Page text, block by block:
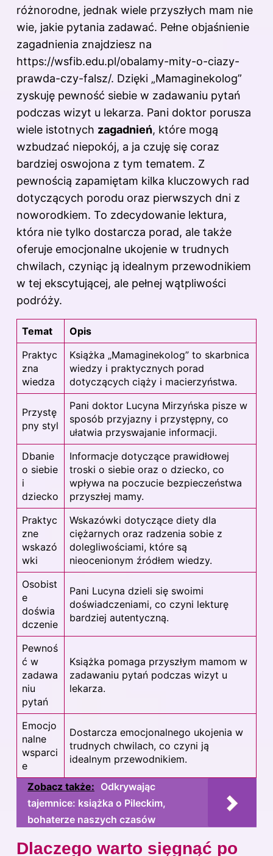
różnorodne, jednak wiele przyszłych mam nie
wie, jakie pytania zadawać. Pełne objaśnienie
zagadnienia znajdziesz na
https://wsfib.edu.pl/obalamy-mity-o-ciazy-
prawda-czy-falsz/. Dzięki „Mamaginekolog”
zyskuję pewność siebie w zadawaniu pytań
podczas wizyt u lekarza. Pani doktor porusza
wiele istotnych zagadnień, które mogą
wzbudzać niepokój, a ja czuję się coraz
bardziej oswojona z tym tematem. Z
pewnością zapamiętam kilka kluczowych rad
dotyczących porodu oraz pierwszych dni z
noworodkiem. To zdecydowanie lektura,
która nie tylko dostarcza porad, ale także
oferuje emocjonalne ukojenie w trudnych
chwilach, czyniąc ją idealnym przewodnikiem
w tej ekscytującej, ale pełnej wątpliwości
podróży.
Temat
Opis
Praktyc
zna
wiedza
Książka „Mamaginekolog” to skarbnica
wiedzy i praktycznych porad
dotyczących ciąży i macierzyństwa.
Przystę
pny styl
Pani doktor Lucyna Mirzyńska pisze w
sposób przyjazny i przystępny, co
ułatwia przyswajanie informacji.
Dbanie
o siebie
i
dziecko
Informacje dotyczące prawidłowej
troski o siebie oraz o dziecko, co
wpływa na poczucie bezpieczeństwa
przyszłej mamy.
Praktyc
zne
wskazó
wki
Wskazówki dotyczące diety dla
ciężarnych oraz radzenia sobie z
dolegliwościami, które są
nieocenionym źródłem wiedzy.
Osobist
e
doświa
dczenie
Pani Lucyna dzieli się swoimi
doświadczeniami, co czyni lekturę
bardziej autentyczną.
Pewnoś
ć w
zadawa
niu
pytań
Książka pomaga przyszłym mamom w
zadawaniu pytań podczas wizyt u
lekarza.
Emocjo
nalne
wsparci
e
Dostarcza emocjonalnego ukojenia w
trudnych chwilach, co czyni ją
idealnym przewodnikiem.
Zobacz także: Odkrywając
tajemnice: książka o Pileckim,
bohaterze naszych czasów
Dlaczego warto sięgnąć po